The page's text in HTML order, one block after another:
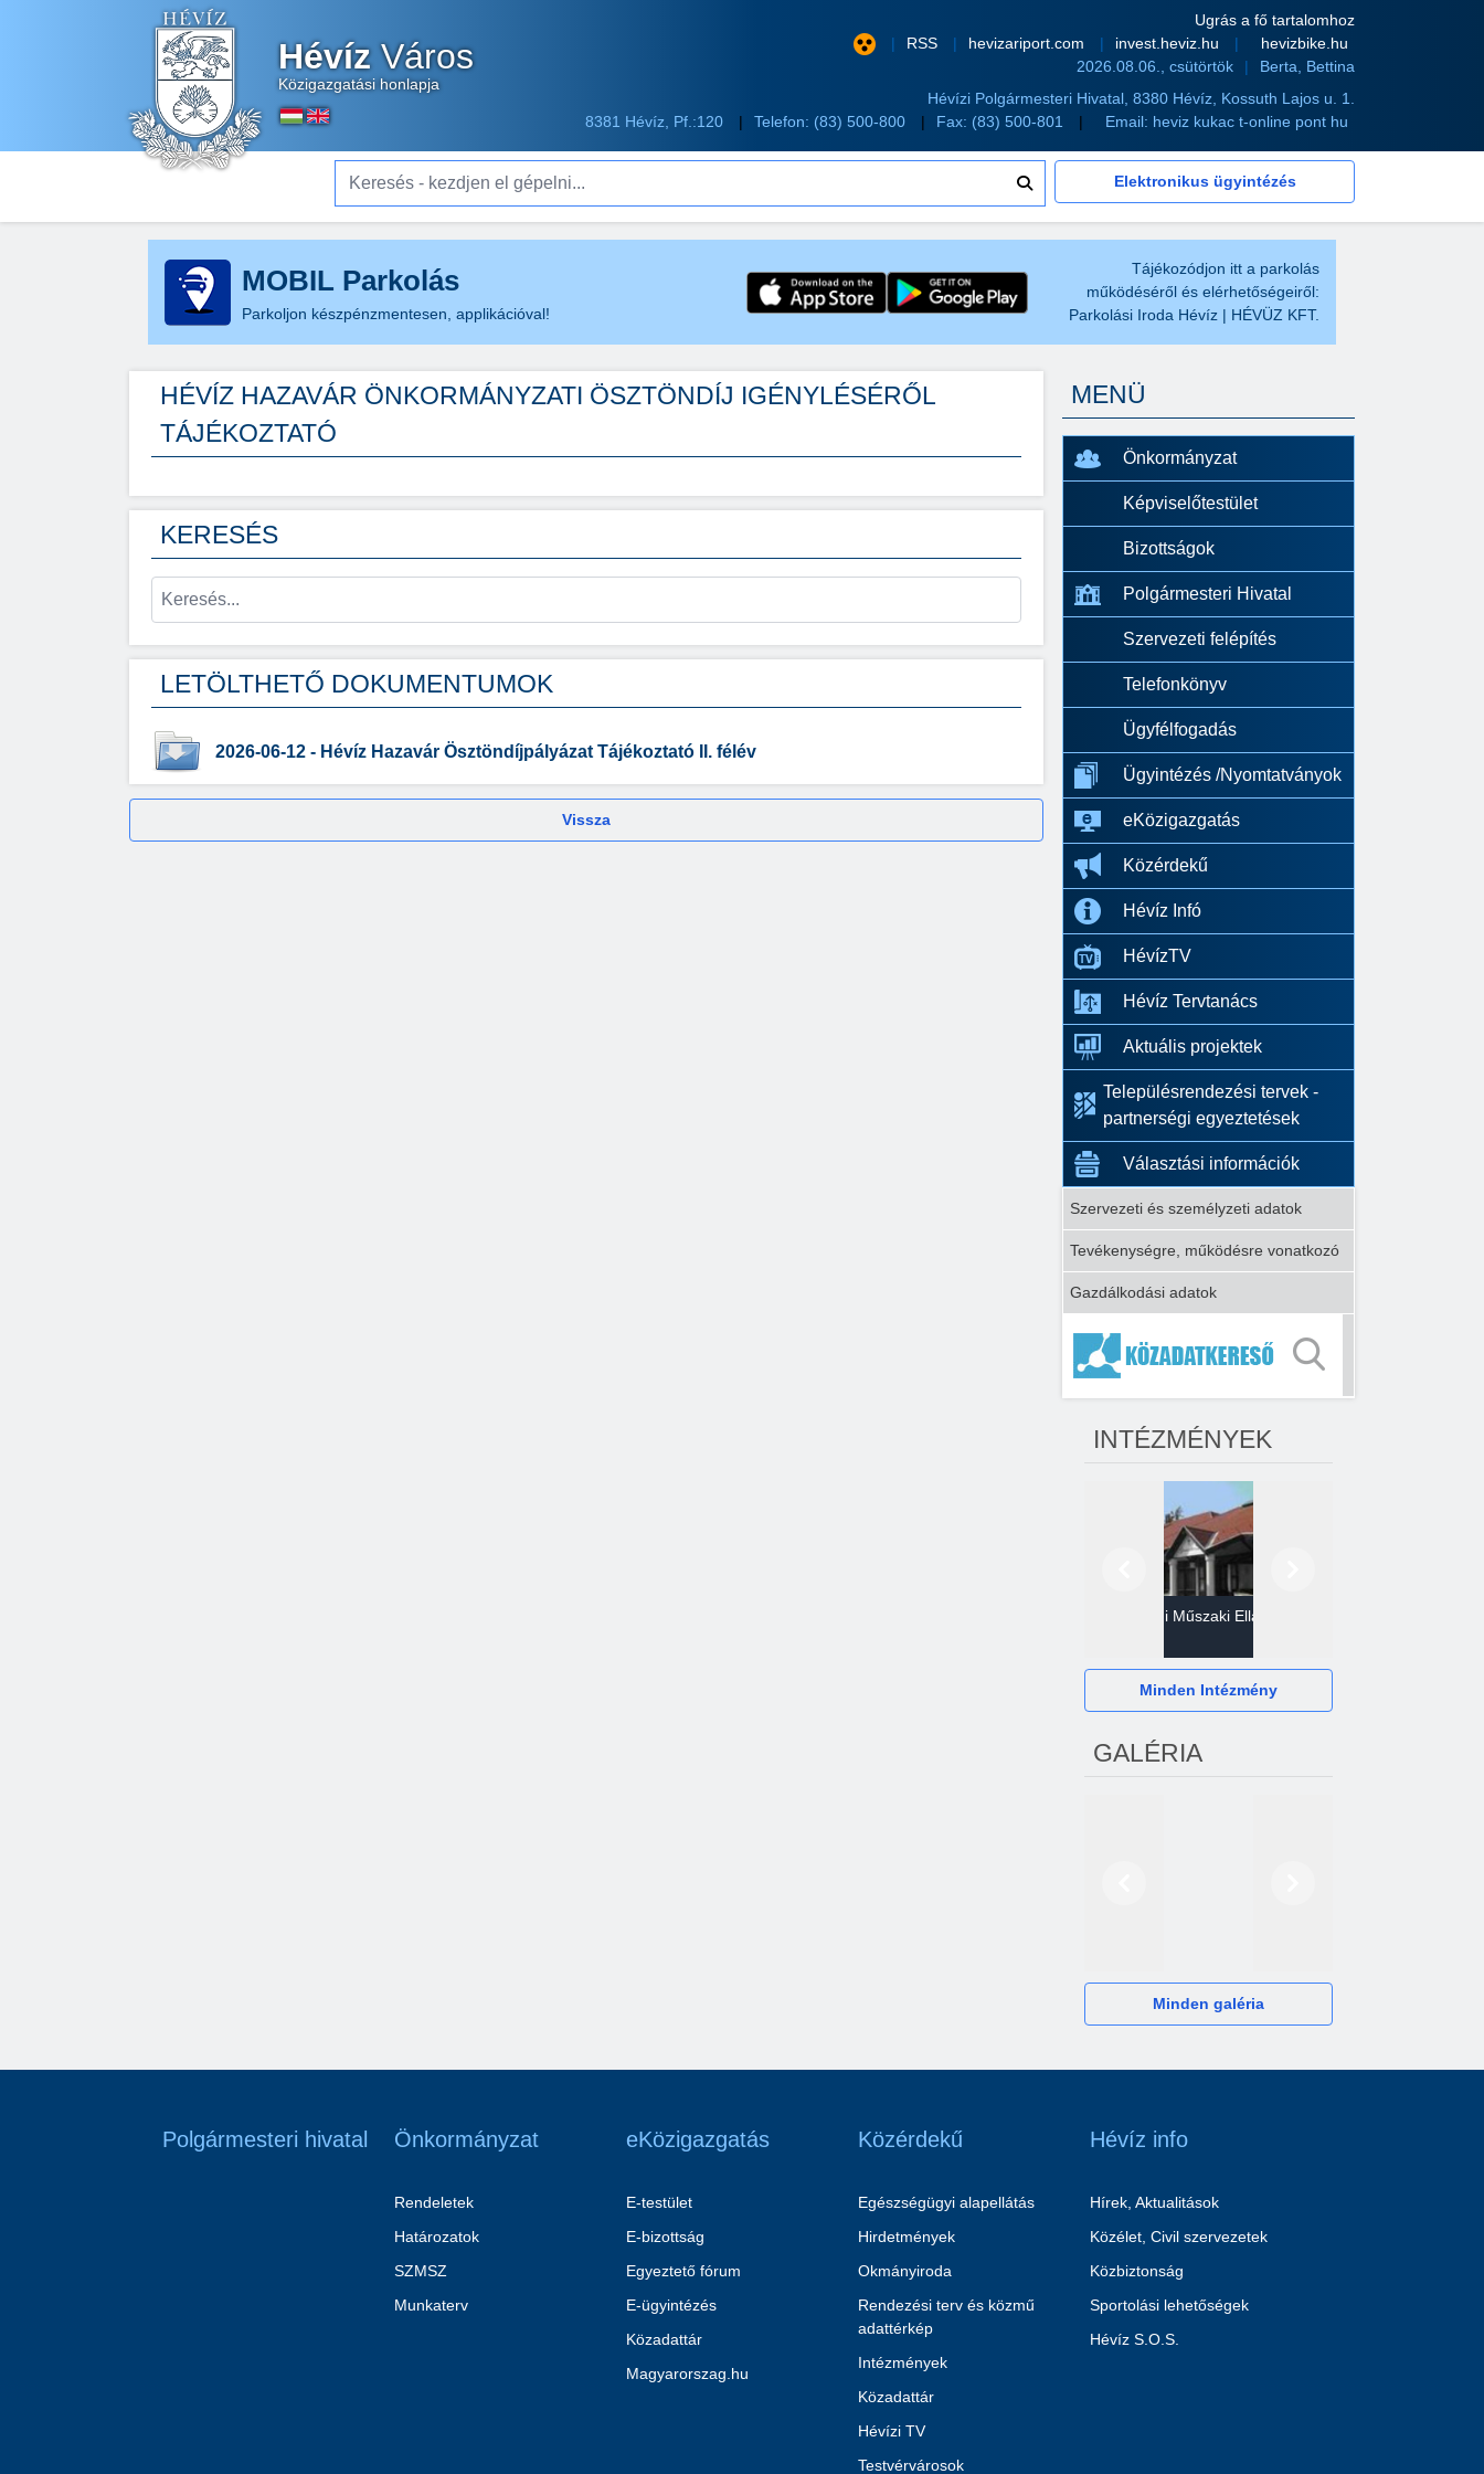
HévízVáros
Közigazgatási honlapja
Ugrás a fő tartalomhoz
RSS
hevizariport.com invest.heviz.hu
hevizbike.hu
2026.08.06., csütörtök
Berta, Bettina
Hévízi Polgármesteri Hivatal, 8380 Hévíz, Kossuth Lajos u. 1.
8381 Hévíz, Pf.:120
Telefon: (83) 500-800 Fax: (83) 500-801 Email: heviz kukac t-online pont hu
Keresés - kezdjen el gépelni...
Elektronikus ügyintézés
MOBIL Parkolás
Parkoljon készpénzmentesen, applikációval!
Tájékozódjon itt a parkolás
működéséről és elérhetőségeiről:
Parkolási Iroda Hévíz | HÉVÜZ KFT.
HÉVÍZ HAZAVÁR ÖNKORMÁNYZATI ÖSZTÖNDÍJ IGÉNYLÉSÉRŐL
TÁJÉKOZTATÓ
KERESÉS
LETÖLTHETŐ DOKUMENTUMOK
2026-06-12 - Hévíz Hazavár Ösztöndíjpályázat Tájékoztató II. félév
Vissza
MENÜ
Önkormányzat
Képviselőtestület
Bizottságok
Polgármesteri Hivatal
Szervezeti felépítés
Telefonkönyv
Ügyfélfogadás
Ügyintézés /Nyomtatványok
eKözigazgatás
Közérdekű
Hévíz Infó
HévízTV
Hévíz Tervtanács
Aktuális projektek
Településrendezési tervek -
partnerségi egyeztetések
Választási információk
Szervezeti és személyzeti adatok
Tevékenységre, működésre vonatkozó
Gazdálkodási adatok
INTÉZMÉNYEK
Gazdasági Műszaki Ellátó
Minden Intézmény
GALÉRIA
Minden galéria
Polgármesteri hivatal Önkormányzat
Rendeletek
Határozatok
SZMSZ
Munkaterv
eKözigazgatás
E-testület
E-bizottság
Egyeztető fórum
E-ügyintézés
Közadattár
Magyarorszag.hu
Közérdekű
Egészségügyi alapellátás
Hirdetmények
Okmányiroda
Rendezési terv és közmű
adattérkép
Intézmények
Közadattár
Hévízi TV
Testvérvárosok
Hévíz info
Hírek, Aktualitások
Közélet, Civil szervezetek
Közbiztonság
Sportolási lehetőségek
Hévíz S.O.S.